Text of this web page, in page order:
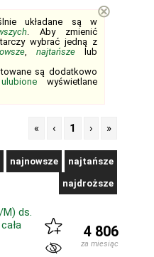
układane są w
. Aby zmienić
wybrać jedną z
, najtańszelub
są dodatkowo
ulubionewyświetlane
⊗
« ‹ 1 › »
najnowsze najtańsze
najdroższe
ds.
4 806
za miesiąc